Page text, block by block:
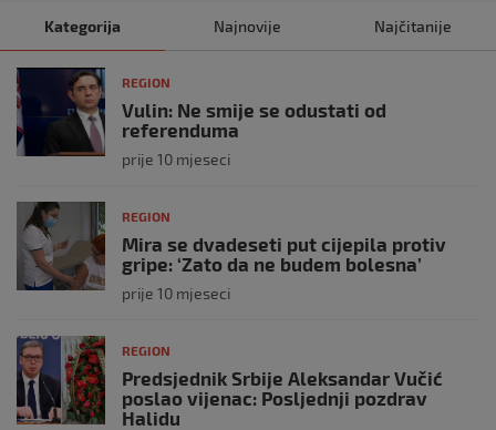
Kategorija Najnovije Najčitanije
REGION
Vulin: Ne smije se odustati od
referenduma
prije 10 mjeseci
REGION
Mira se dvadeseti put cijepila protiv
gripe: ‘Zato da ne budem bolesna’
prije 10 mjeseci
REGION
Predsjednik Srbije Aleksandar Vučić
poslao vijenac: Posljednji pozdrav
Halidu